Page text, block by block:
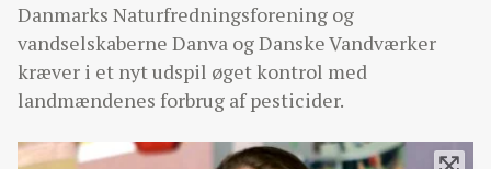
Danmarks Naturfredningsforening og
vandselskaberne Danva og Danske Vandværker
kræver i et nyt udspil øget kontrol med
landmændenes forbrug af pesticider.